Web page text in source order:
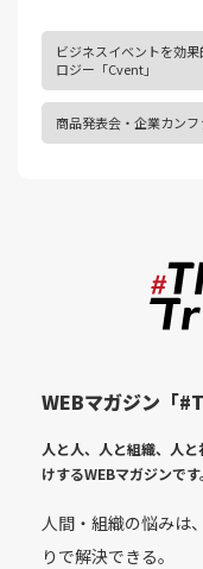
ビジネスイベントを効
ロジー「Cvent」
商品発表会・企業カン
WEBマガジン「
人と人、人と組織、人
けするWEBマガジンです。
人間・組織の悩みは
りで解決できる。